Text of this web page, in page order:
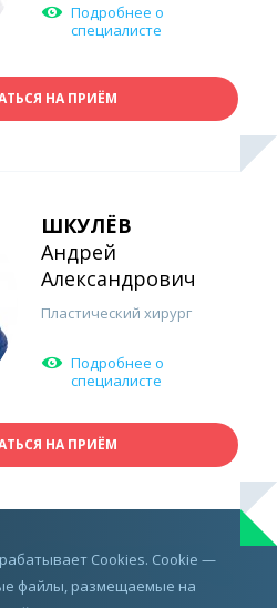
Подробнее о
специалисте
НА ПРИЁМ
ШКУЛЁВ
Андрей
Александрович
Пластический хирург
Подробнее о
специалисте
НА ПРИЁМ
С ВРАЧОМ
Cookies. Cookie —
файлы, размещаемые на